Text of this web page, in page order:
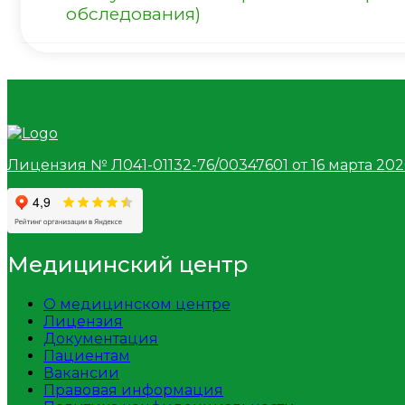
обследования)
Лицензия № Л041-01132-76/00347601 от 16 марта
Медицинский центр
О медицинском центре
Лицензия
Документация
Пациентам
Вакансии
Правовая информация